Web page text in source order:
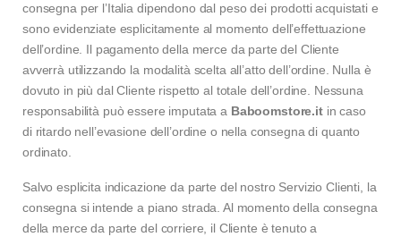
consegna per l’Italia dipendono dal peso dei prodotti acquistati e
sono evidenziate esplicitamente al momento dell’effettuazione
dell’ordine. Il pagamento della merce da parte del Cliente
avverrà utilizzando la modalità scelta all’atto dell’ordine. Nulla è
dovuto in più dal Cliente rispetto al totale dell’ordine. Nessuna
responsabilità può essere imputata a Baboomstore.itin caso
di ritardo nell’evasione dell’ordine o nella consegna di quanto
ordinato.
Salvo esplicita indicazione da parte del nostro Servizio Clienti, la
consegna si intende a piano strada. Al momento della consegna
della merce da parte del corriere, il Cliente è tenuto a